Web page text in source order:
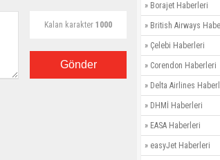
Kalan karakter 1000
Gönder
» Borajet Haberleri
» British Airways
» Çelebi Haberleri
» Corendon Haberleri
» Delta Airlines
» DHMİ Haberleri
» EASA Haberleri
» easyJet Haberleri